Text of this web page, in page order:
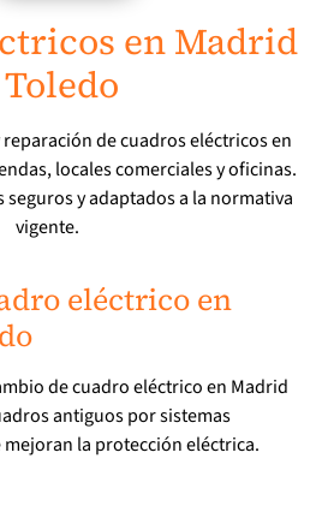
en Madrid
de cuadros eléctricos en
locales comerciales y oficinas.
y adaptados a la normativa
vigente.
eléctrico en
de cuadro eléctrico en Madrid
antiguos por sistemas
la protección eléctrica.